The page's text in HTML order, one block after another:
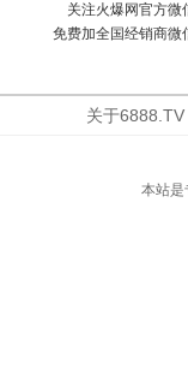
关注火爆网官方微
免费加全国经销商微
关于6888.TV
本站是